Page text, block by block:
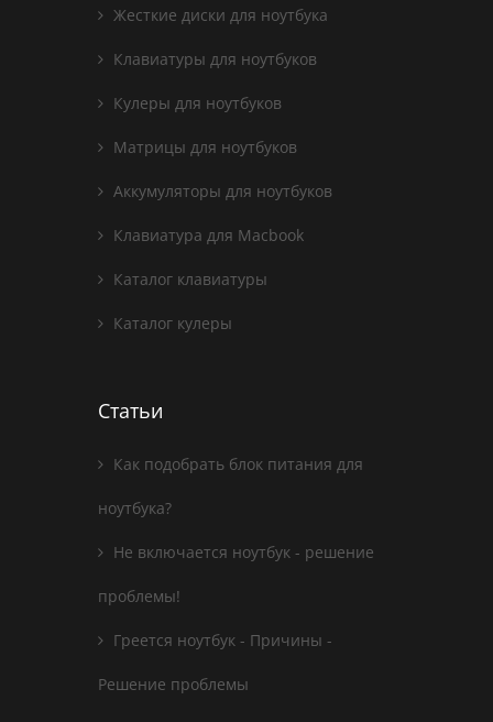
Жесткие диски для ноутбука
Клавиатуры для ноутбуков
Кулеры для ноутбуков
Матрицы для ноутбуков
Аккумуляторы для ноутбуков
Клавиатура для Macbook
Каталог клавиатуры
Каталог кулеры
Статьи
Как подобрать блок питания для
ноутбука?
Не включается ноутбук - решение
проблемы!
Греется ноутбук - Причины -
Решение проблемы